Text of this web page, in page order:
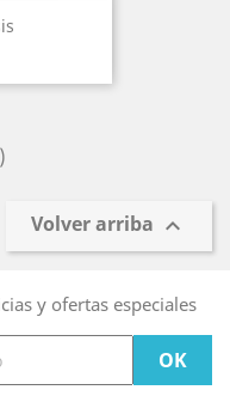
Volver arriba 
y ofertas especiales